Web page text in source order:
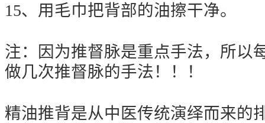
15、用毛巾把背部的油擦干净。
注：因为推督脉是重点手法，所以
做几次推督脉的手法！！！
精油推背是从中医传统演绎而来的